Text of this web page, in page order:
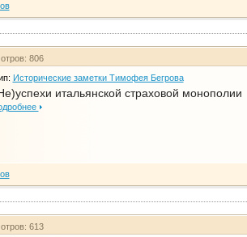
806
Исторические заметки Тимофея Бегрова
итальянской страховой монополии
613